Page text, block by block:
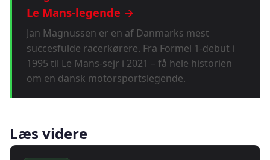
Le Mans-legende →
Jan Magnussen er en af Danmarks mest
succesfulde racerkørere. Fra Formel 1-debut i
1995 til Le Mans-sejr i 2021 – få hele historien
om en dansk motorsportslegende.
Læs videre